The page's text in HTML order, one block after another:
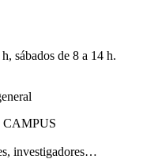
sábados de 8 a 14 h.
investigadores…